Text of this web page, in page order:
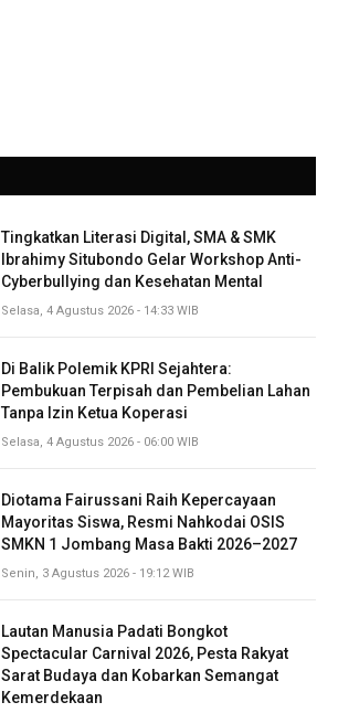
Tingkatkan Literasi Digital, SMA & SMK
Ibrahimy Situbondo Gelar Workshop Anti-
Cyberbullying dan Kesehatan Mental
Selasa, 4 Agustus 2026 - 14:33 WIB
Di Balik Polemik KPRI Sejahtera:
Pembukuan Terpisah dan Pembelian Lahan
Tanpa Izin Ketua Koperasi
Selasa, 4 Agustus 2026 - 06:00 WIB
Diotama Fairussani Raih Kepercayaan
Mayoritas Siswa, Resmi Nahkodai OSIS
SMKN 1 Jombang Masa Bakti 2026–2027
Senin, 3 Agustus 2026 - 19:12 WIB
Lautan Manusia Padati Bongkot
Spectacular Carnival 2026, Pesta Rakyat
Sarat Budaya dan Kobarkan Semangat
Kemerdekaan